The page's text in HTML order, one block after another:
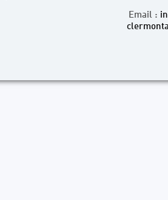
Email :